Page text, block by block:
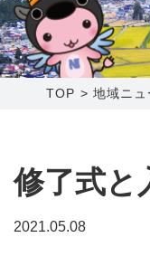
Q&A
センター情報
採用情報
お問い合わせ
山形県米沢市春日四丁
0238-24-
営業時間 9:00～
TOP > 地域ニュ
修了式と
2021.05.08